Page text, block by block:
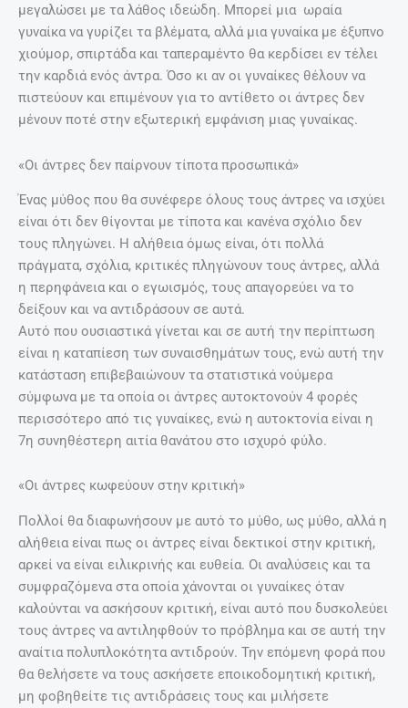
μεγαλώσει με τα λάθος ιδεώδη. Μπορεί μια ωραία
γυναίκα να γυρίζει τα βλέματα, αλλά μια γυναίκα με έξυπνο
χιούμορ, σπιρτάδα και ταπεραμέντο θα κερδίσει εν τέλει
την καρδιά ενός άντρα. Όσο κι αν οι γυναίκες θέλουν να
πιστεύουν και επιμένουν για το αντίθετο οι άντρες δεν
μένουν ποτέ στην εξωτερική εμφάνιση μιας γυναίκας.
«Οι άντρες δεν παίρνουν τίποτα προσωπικά»
Ένας μύθος που θα συνέφερε όλους τους άντρες να ισχύει
είναι ότι δεν θίγονται με τίποτα και κανένα σχόλιο δεν
τους πληγώνει. Η αλήθεια όμως είναι, ότι πολλά
πράγματα, σχόλια, κριτικές πληγώνουν τους άντρες, αλλά
η περηφάνεια και ο εγωισμός, τους απαγορεύει να το
δείξουν και να αντιδράσουν σε αυτά.
Αυτό που ουσιαστικά γίνεται και σε αυτή την περίπτωση
είναι η καταπίεση των συναισθημάτων τους, ενώ αυτή την
κατάσταση επιβεβαιώνουν τα στατιστικά νούμερα
σύμφωνα με τα οποία οι άντρες αυτοκτονούν 4 φορές
περισσότερο από τις γυναίκες, ενώ η αυτοκτονία είναι η
7η συνηθέστερη αιτία θανάτου στο ισχυρό φύλο.
«Οι άντρες κωφεύουν στην κριτική»
Πολλοί θα διαφωνήσουν με αυτό το μύθο, ως μύθο, αλλά η
αλήθεια είναι πως οι άντρες είναι δεκτικοί στην κριτική,
αρκεί να είναι ειλικρινής και ευθεία. Οι αναλύσεις και τα
συμφραζόμενα στα οποία χάνονται οι γυναίκες όταν
καλούνται να ασκήσουν κριτική, είναι αυτό που δυσκολεύει
τους άντρες να αντιληφθούν το πρόβλημα και σε αυτή την
αναίτια πολυπλοκότητα αντιδρούν. Την επόμενη φορά που
θα θελήσετε να τους ασκήσετε εποικοδομητική κριτική,
μη φοβηθείτε τις αντιδράσεις τους και μιλήσετε